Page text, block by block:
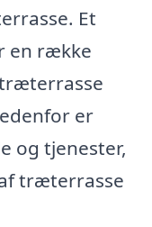
Et
en række
er
og tjenester,
træterrasse